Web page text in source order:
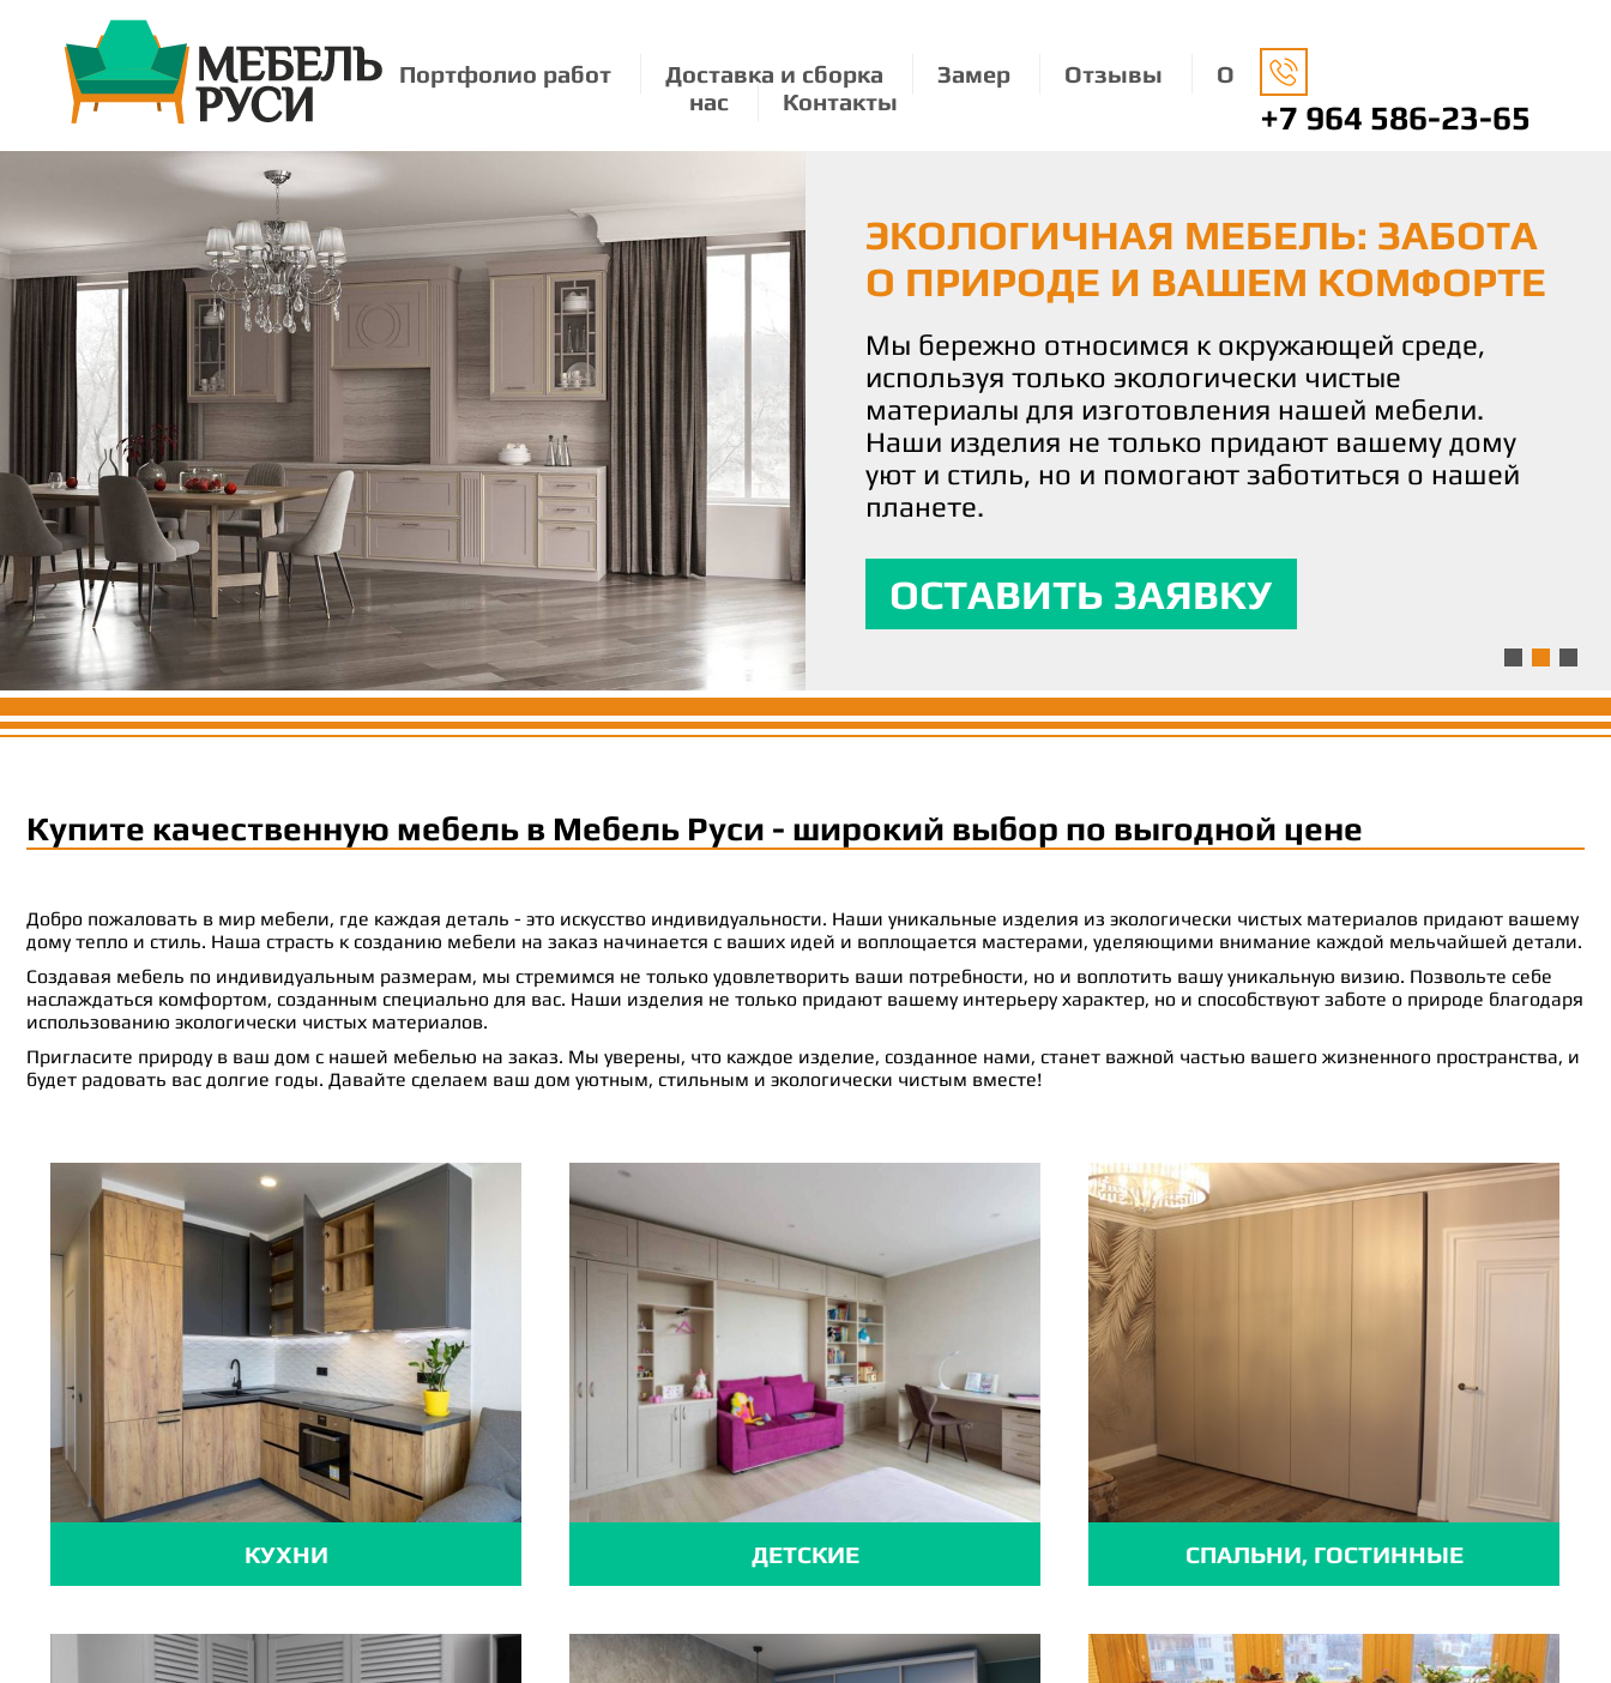
Портфолио работ Доставка и сборка Замер Отзывы
О
нас
Контакты +7 964 586-23-65
МЕБЕЛЬ НА ЗАКАЗ:
ИНДИВИДУАЛЬНОСТЬ В
КАЖДОЙ ДЕТАЛИ
Создайте свой уникальный интерьер с помощью
мебели, изготовленной специально для вас. Мы
предлагаем мебель по индивидуальным
размерам из экологичных материалов, чтобы
ваш дом стал настоящим отражением вашей
личности и стиля.
ОСТАВИТЬ ЗАЯВКУ
ЭКОЛОГИЧНАЯ МЕБЕЛЬ: ЗАБОТА
О ПРИРОДЕ И ВАШЕМ КОМФОРТЕ
Мы бережно относимся к окружающей среде,
используя только экологически чистые
материалы для изготовления нашей мебели.
Наши изделия не только придают вашему дому
уют и стиль, но и помогают заботиться о нашей
планете.
ОСТАВИТЬ ЗАЯВКУ
МЕБЕЛЬ ПО ВАШЕМУ ВКУСУ И
РАЗМЕРУ: КОМФОРТ И
УДОВОЛЬСТВИЕ
С нами вы получаете не просто мебель, а
истинное удовольствие от процесса создания.
Наша команда искусных мастеров готова
воплотить ваши идеи и желания в реальность,
чтобы каждая деталь мебели соответствовала
вашим ожиданиям и предоставляла
максимальный комфорт.
Купите качественную мебель в Мебель Руси - широкий выбор по выгодной цене
Добро пожаловать в мир мебели, где каждая деталь - это искусство индивидуальности. Наши уникальные изделия из экологически чистых материалов придают вашему
дому тепло и стиль. Наша страсть к созданию мебели на заказ начинается с ваших идей и воплощается мастерами, уделяющими внимание каждой мельчайшей детали.
Создавая мебель по индивидуальным размерам, мы стремимся не только удовлетворить ваши потребности, но и воплотить вашу уникальную визию. Позвольте себе
наслаждаться комфортом, созданным специально для вас. Наши изделия не только придают вашему интерьеру характер, но и способствуют заботе о природе благодаря
использованию экологически чистых материалов.
Пригласите природу в ваш дом с нашей мебелью на заказ. Мы уверены, что каждое изделие, созданное нами, станет важной частью вашего жизненного пространства, и
будет радовать вас долгие годы. Давайте сделаем ваш дом уютным, стильным и экологически чистым вместе!
КУХНИ ДЕТСКИЕ СПАЛЬНИ, ГОСТИННЫЕ